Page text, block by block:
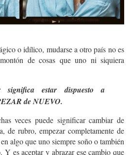
o idílico, mudarse a otro país no es
de cosas que uno ni siquiera
estar dispuesto a
de NUEVO.
veces puede significar cambiar de
de rubro, empezar completamente de
algo que uno siempre soño o también
Y es aceptar y abrazar ese cambio que